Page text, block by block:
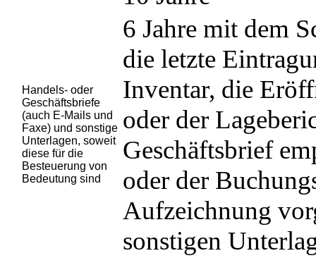
Handels- oder
Geschäftsbriefe
(auch E-Mails und
Faxe) und sonstige
Unterlagen, soweit
diese für die
Besteuerung von
Bedeutung sind
6 Jahre mit dem
die letzte
Inventar, die
oder der
Geschäftsbrief
oder der
Aufzeichnung
sonstigen